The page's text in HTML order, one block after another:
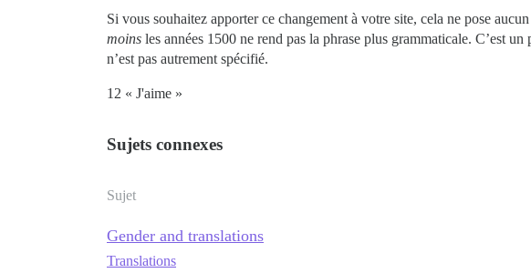
Si vous souhaitez apporter ce changement à votre site, cela ne pose
moins les années 1500 ne rend pas la phrase plus grammaticale. C’est
n’est pas autrement spécifié.
12 « J'aime »
Sujets connexes
Sujet
Gender and translations
Translations